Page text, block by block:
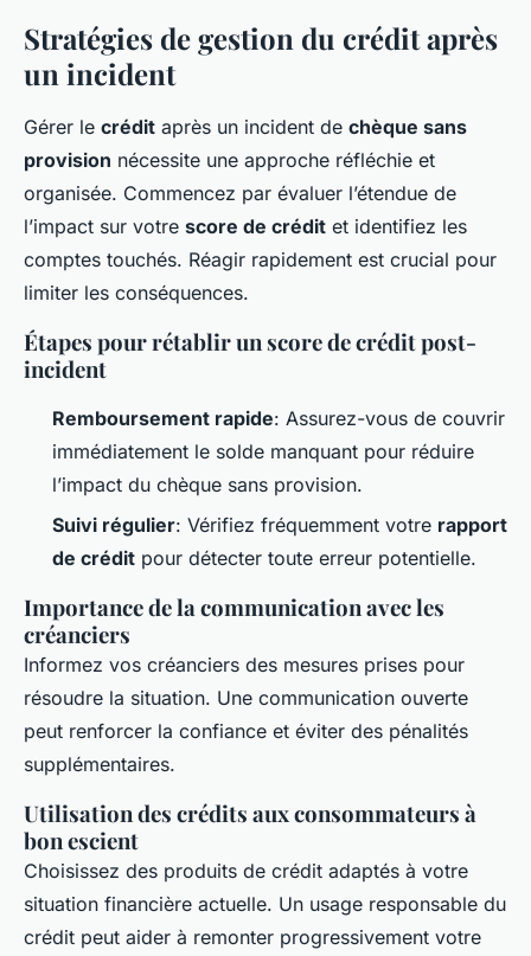
Stratégies de gestion du crédit après
un incident
Gérer le crédit après un incident de chèque sans
provision nécessite une approche réfléchie et
organisée. Commencez par évaluer l’étendue de
l’impact sur votre score de crédit et identifiez les
comptes touchés. Réagir rapidement est crucial pour
limiter les conséquences.
Étapes pour rétablir un score de crédit post-
incident
Remboursement rapide: Assurez-vous de couvrir
immédiatement le solde manquant pour réduire
l’impact du chèque sans provision.
Suivi régulier: Vérifiez fréquemment votre rapport
de crédit pour détecter toute erreur potentielle.
Importance de la communication avec les
créanciers
Informez vos créanciers des mesures prises pour
résoudre la situation. Une communication ouverte
peut renforcer la confiance et éviter des pénalités
supplémentaires.
Utilisation des crédits aux consommateurs à
bon escient
Choisissez des produits de crédit adaptés à votre
situation financière actuelle. Un usage responsable du
crédit peut aider à remonter progressivement votre